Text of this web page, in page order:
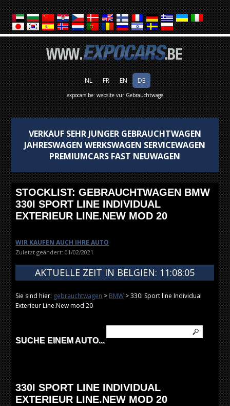
NL FR EN DE
expocars.be: website vur Gebrauchtwage
VERKAUF SEHR JUNGER GEBRAUCHTWAGEN
JAHRESWAGEN WERKSWAGEN SERVICEWAGEN
PREMIUMCARS FAST NEUWAGEN
STOCKLIST: GEBRAUCHTWAGEN BMW
330I SPORT LINE INDIVIDUAL
EXTERIEUR LINE.NEW MOD 20
WIR KAUFEN AUCH IHRE AUTO
Zuletzt geändert: 01/02/2021
AKTUELLE ZEIT IN BELGIEN: 11:08:05
Sie sind hier: gebrauchtwagen > BMW > 330i Sport line Individual
Exterieur Line.New mod 20
SUCHE EINEM AUTO...
330I SPORT LINE INDIVIDUAL
EXTERIEUR LINE.NEW MOD 20